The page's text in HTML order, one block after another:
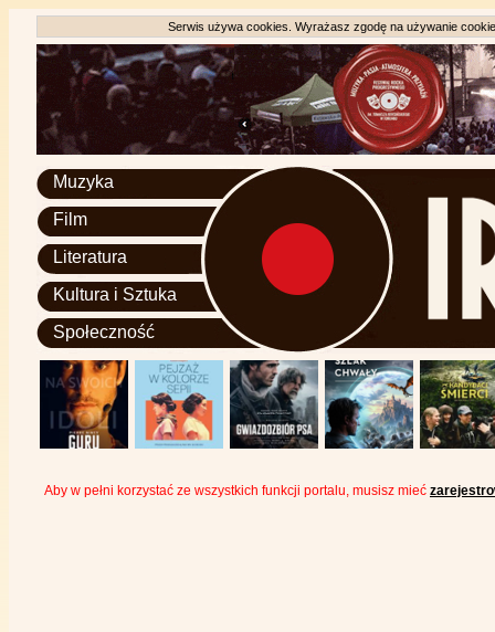
Serwis używa cookies. Wyrażasz zgodę na używanie
Muzyka
Film
Literatura
Kultura i Sztuka
Społeczność
Aby w pełni korzystać ze wszystkich funkcji portalu, musisz mieć